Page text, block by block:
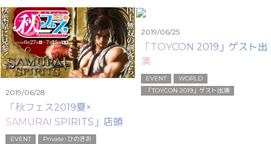
2019/06/28
「秋フェス2019夏×
SAMURAI SPIRITS」店頭出
演EVENT Private: ひのきお
2019/06/25
「TOYCON 2019」ゲスト出
演
EVENT
WORLD
「TOYCON 2019」ゲスト出演